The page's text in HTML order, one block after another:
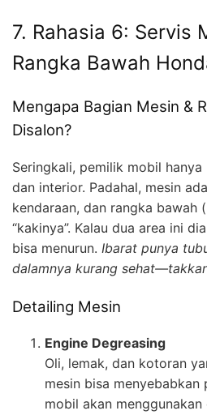
7. Rahasia 6: Servis
Rangka Bawah
Mengapa Bagian Mesin &
Disalon?
Seringkali, pemilik mobil
dan interior. Padahal, mesin
kendaraan, dan rangka bawah
“kakinya”. Kalau dua area ini
bisa menurun. Ibarat punya
dalamnya kurang
Detailing Mesin
Engine Degreasing
Oli, lemak, dan kotoran
mesin bisa menyebabkan
mobil akan